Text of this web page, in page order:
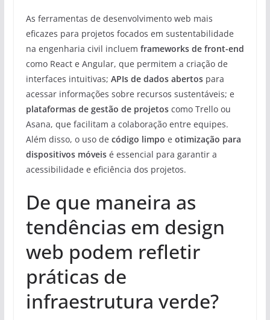
As ferramentas de desenvolvimento web mais
eficazes para projetos focados em sustentabilidade
na engenharia civil incluem frameworks de front-end
como React e Angular, que permitem a criação de
interfaces intuitivas; APIs de dados abertospara
acessar informações sobre recursos sustentáveis; e
plataformas de gestão de projetoscomo Trello ou
Asana, que facilitam a colaboração entre equipes.
Além disso, o uso de código limpo e otimização para
dispositivos móveisé essencial para garantir a
acessibilidade e eficiência dos projetos.
De que maneira as
tendências em design
web podem refletir
práticas de
infraestrutura verde?